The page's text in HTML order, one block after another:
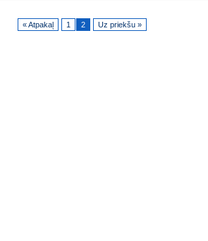
« Atpakaļ 1 2 Uz priekšu »